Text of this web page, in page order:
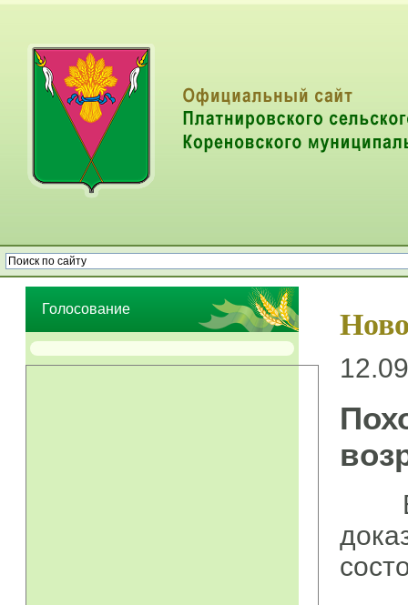
Голосование
В